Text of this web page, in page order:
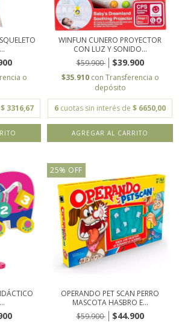
o
$ 3316,67
WINFUN CUNERO PROYECTOR
CON LUZ Y SONIDO...
$59.900
$39.900
$35.910 con Transferencia o
depósito
6 cuotas sin interés de $ 6650,00
25% OFF
OPERANDO PET SCAN PERRO
MASCOTA HASBRO E...
$59.900
$44.900